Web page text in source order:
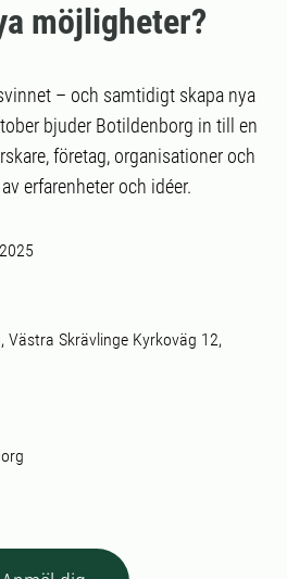
möjligheter?
– och samtidigt skapa nya
bjuder Botildenborg in till en
företag, organisationer och
erfarenheter och idéer.
Västra Skrävlinge Kyrkoväg 12,